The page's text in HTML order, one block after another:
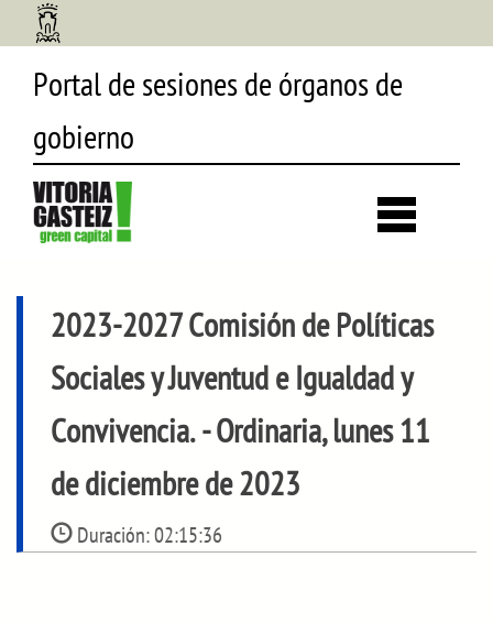
Portal de sesiones de órganos de
gobierno
2023-2027 Comisión de Políticas
Sociales y Juventud e Igualdad y
Convivencia.- Ordinaria, lunes 11
de diciembre de 2023
Duración:02:15:36